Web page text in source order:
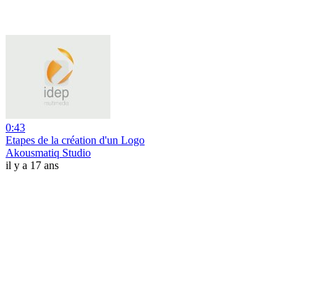
0:43
Etapes de la création d'un Logo
Akousmatiq Studio
il y a 17 ans